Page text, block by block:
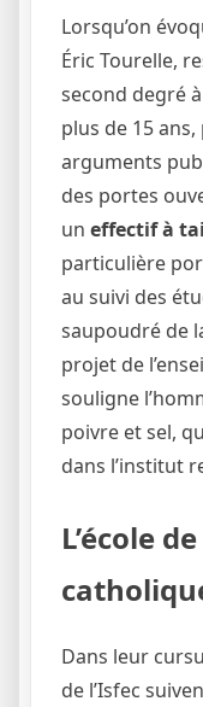
Lorsqu’on
Éric Tourelle,
second degré
plus de 15
arguments
des portes
un effectif à
particulière
au suivi des
saupoudré de
projet de
souligne
poivre et sel,
dans l’institut
L’école
Dans leur
de l’Isfec